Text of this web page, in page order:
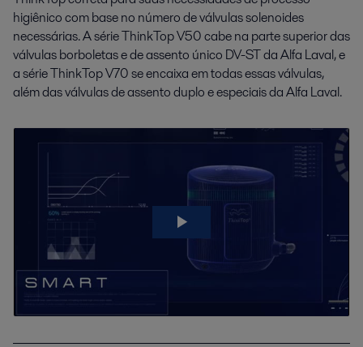
higiênico com base no número de válvulas solenoides
necessárias. A série ThinkTop V50 cabe na parte superior das
válvulas borboletas e de assento único DV-ST da Alfa Laval, e
a série ThinkTop V70 se encaixa em todas essas válvulas,
além das válvulas de assento duplo e especiais da Alfa Laval.